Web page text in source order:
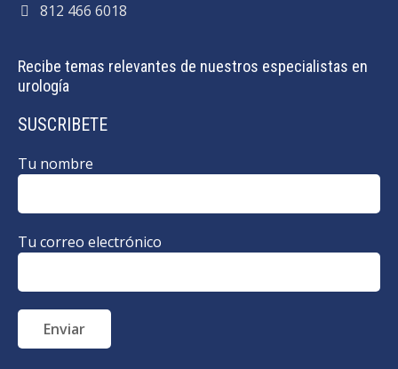
812 466 6018
Recibe temas relevantes de nuestros especialistas en
urología
SUSCRIBETE
Tu nombre
Tu correo electrónico